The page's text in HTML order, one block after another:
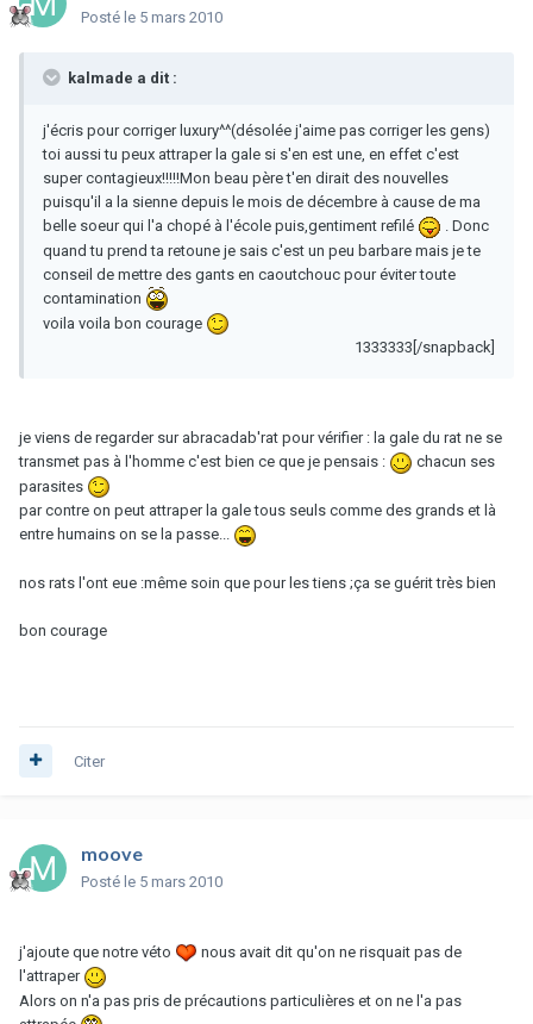
Posté le 5 mars 2010
kalmade a dit :
j'écris pour corriger luxury^^(désolée j'aime pas corriger les gens)
toi aussi tu peux attraper la gale si s'en est une, en effet c'est
super contagieux!!!!!Mon beau père t'en dirait des nouvelles
puisqu'il a la sienne depuis le mois de décembre à cause de ma
belle soeur qui l'a chopé à l'école puis,gentiment refilé
. Donc
quand tu prend ta retoune je sais c'est un peu barbare mais je te
conseil de mettre des gants en caoutchouc pour éviter toute
contamination
voila voila bon courage
1333333[/snapback]
je viens de regarder sur abracadab'rat pour vérifier : la gale du rat ne se
transmet pas à l'homme c'est bien ce que je pensais :
chacun ses
parasites
par contre on peut attraper la gale tous seuls comme des grands et là
entre humains on se la passe...
nos rats l'ont eue :même soin que pour les tiens ;ça se guérit très bien
bon courage
Citer
moove
Posté le 5 mars 2010
j'ajoute que notre véto
nous avait dit qu'on ne risquait pas de
l'attraper
Alors on n'a pas pris de précautions particulières et on ne l'a pas